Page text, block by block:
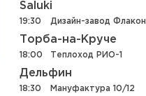
Saluki
19:30 Дизайн-завод Флакон
Торба-на-Круче
18:00 Теплоход РИО-1
Дельфин
18:30 Мануфактура 10/12